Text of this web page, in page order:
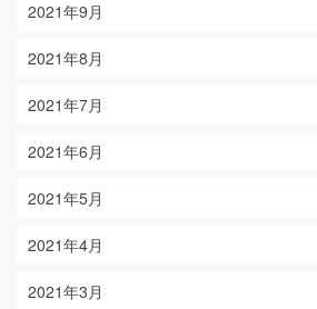
2021年9月
2021年8月
2021年7月
2021年6月
2021年5月
2021年4月
2021年3月